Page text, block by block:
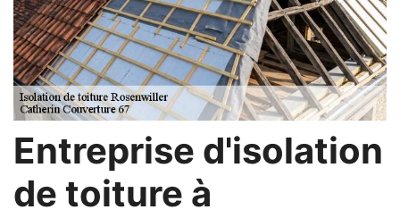
Entreprise d'isolation
de toiture à